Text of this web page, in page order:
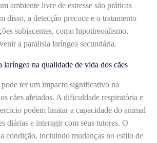
ambiente livre de estresse são práticas
disso, a detecção precoce e o tratamento
subjacentes, como hipotireoidismo,
a paralisia laríngea secundária.
laríngea na qualidade de vida dos cães
ter um impacto significativo na
cães afetados. A dificuldade respiratória e
podem limitar a capacidade do animal
diárias e interagir com seus tutores. O
condição, incluindo mudanças no estilo de